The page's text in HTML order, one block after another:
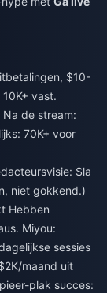
$10-
vast.
de stream:
70K+ voor
Sla
niet gokkend.)
Hebben
Miyou:
sessies
maand uit
plak succes: